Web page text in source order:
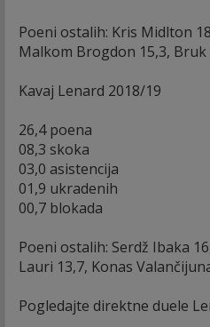
Poeni ostalih: Kris Midlton
Malkom Brogdon 15,3, Bruk
Kavaj Lenard 2018/19
26,4 poena
08,3 skoka
03,0 asistencija
01,9 ukradenih
00,7 blokada
Poeni ostalih: Serdž Ibaka
Lauri 13,7, Konas
Pogledajte direktne duele